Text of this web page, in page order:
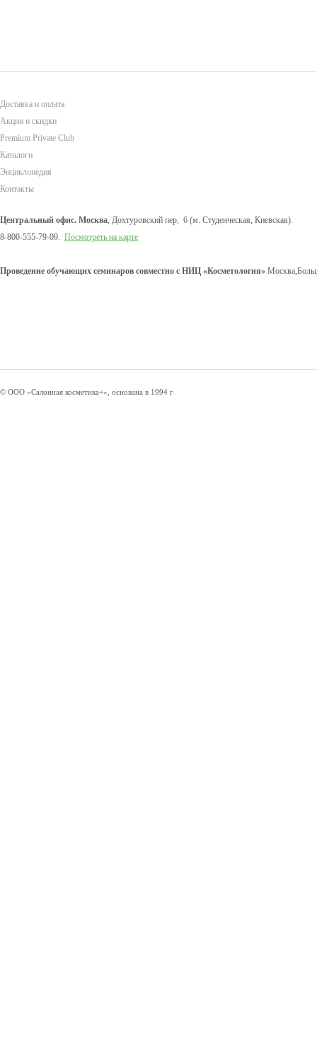
Доставка и оплата
Акции и скидки
Premium Private Club
Каталоги
Энциклопедия
Контакты
Центральный офис. Москва, Дохтуровский пер, 6 (м. Студенческая, Киевская).
8-800-555-79-09. Посмотреть на карте
Проведение обучающих семинаров совместно с НИЦ «Косметология»
© ООО «Салонная косметика+», основана в 1994 г